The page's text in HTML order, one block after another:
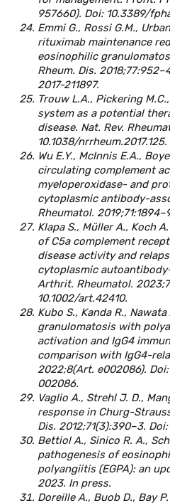
957660). Doi: 10.3389/
Emmi G., Rossi G.M.,
rituximab maintenance
eosinophilic
Rheum. Dis.
2017-211897.
Trouw L.A., Pickering
system as a potential
disease. Nat. Rev.
10.1038/nrrheum.2017.125.
Wu E.Y., McInnis E.A.,
circulating complement
myeloperoxidase- and
cytoplasmic antibody-
Rheumatol.
Klapa S., Müller A., Koch
of C5a complement
disease activity and
cytoplasmic
Arthrit. Rheumatol.
10.1002/art.42410.
Kubo S., Kanda R.,
granulomatosis with
activation and IgG4
comparison with IgG4-
2022;8(Art. e002086).
002086.
Vaglio A., Strehl J. D.,
response in Churg-
Dis. 2012;71(3):390–3.
Bettiol A., Sinico R. A.,
pathogenesis of
polyangiitis (EGPA): an
2023. In press.
Doreille A., Buob D., Bay